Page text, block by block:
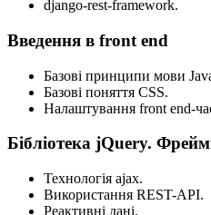
django-rest-framework.
Введення в front end
Базові принципи мови
Базові поняття CSS.
Налаштування front end-
Бібліотека jQuery.
Технологія ajax.
Використання REST-API.
Реактивні дані.